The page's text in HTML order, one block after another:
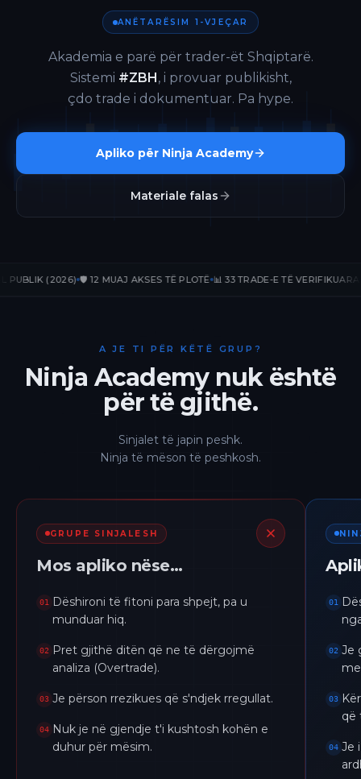
ANËTARËSIM 1-VJEÇAR
Akademia e parë për trader-ët Shqiptarë.
Sistemi #ZBH, i provuar publikisht,
çdo trade i dokumentuar. Pa hype.
Apliko për Ninja Academy
Materiale falas
(2026) 🛡️ 12 MUAJ AKSES TË PLOTË 📊 33 TRADE-E TË VERIFIKUARA 📈
A JE TI PËR KËTË GRUP?
Ninja Academy nuk është
për të gjithë.
Sinjalet të japin peshk.
Ninja të mëson të peshkosh.
GRUPE SINJALESH
Mos apliko nëse…
01
Dëshironi të fitoni para shpejt, pa u
munduar hiq.
02
Pret gjithë ditën që ne të dërgojmë
analiza (Overtrade).
03 Je përson rrezikues që s'ndjek rregullat.
04 Nuk je në gjendje t'i kushtosh kohën e
duhur për mësim.
01
02 Je
03
që
04 Je